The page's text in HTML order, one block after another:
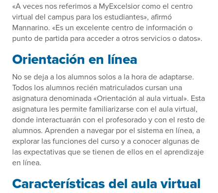
«A veces nos referimos a MyExcelsior como el centro
virtual del campus para los estudiantes», afirmó
Mannarino. «Es un excelente centro de información o
punto de partida para acceder a otros servicios o datos».
Orientación en línea
No se deja a los alumnos solos a la hora de adaptarse.
Todos los alumnos recién matriculados cursan una
asignatura denominada «Orientación al aula virtual». Esta
asignatura les permite familiarizarse con el aula virtual,
donde interactuarán con el profesorado y con el resto de
alumnos. Aprenden a navegar por el sistema en línea, a
explorar las funciones del curso y a conocer algunas de
las expectativas que se tienen de ellos en el aprendizaje
en línea.
Características del aula virtual